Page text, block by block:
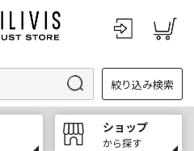
絞り込み検索
ショップ
から探す